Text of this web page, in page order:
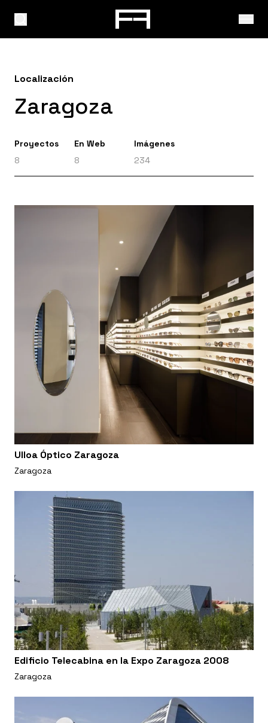
Localización
Zaragoza
Proyectos
8
En Web
8
Imágenes
234
Ulloa Óptico Zaragoza
Zaragoza
Edificio Telecabina en la Expo Zaragoza 2008
Zaragoza